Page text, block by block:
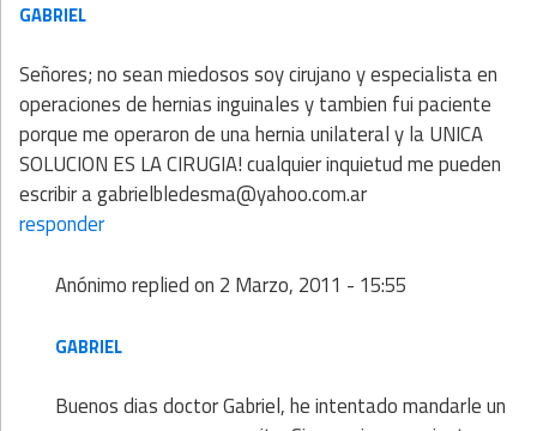
GABRIEL
Señores; no sean miedosos soy cirujano y especialista en
operaciones de hernias inguinales y tambien fui paciente
porque me operaron de una hernia unilateral y la UNICA
SOLUCION ES LA CIRUGIA! cualquier inquietud me pueden
escribir a gabrielbledesma@yahoo.com.ar
responder
Anónimoreplied on 2 Marzo, 2011 - 15:55
GABRIEL
Buenos dias doctor Gabriel, he intentado mandarle un